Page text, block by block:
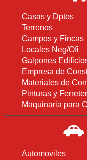
Casas y Dptos
Terrenos
Campos y Fincas
Locales Neg/Ofi
Galpones
Empresa de
Materiales de
Pinturas y
Maquinaria para
Automoviles